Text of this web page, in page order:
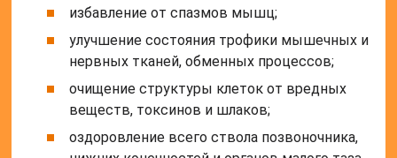
избавление от спазмов мышц;
улучшение состояния трофики мышечных и
нервных тканей, обменных процессов;
очищение структуры клеток от вредных
веществ, токсинов и шлаков;
оздоровление всего ствола позвоночника,